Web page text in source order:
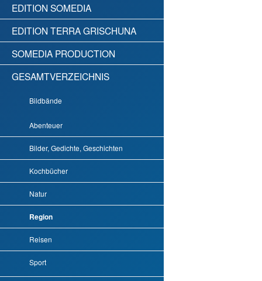
EDITION SOMEDIA
EDITION TERRA GRISCHUNA
SOMEDIA PRODUCTION
GESAMTVERZEICHNIS
Bildbände
Abenteuer
Bilder, Gedichte, Geschichten
Kochbücher
Natur
Region
Reisen
Sport